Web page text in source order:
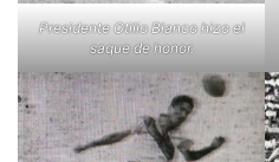
Presidente Otilio Blanco hizo el
saque de honor.